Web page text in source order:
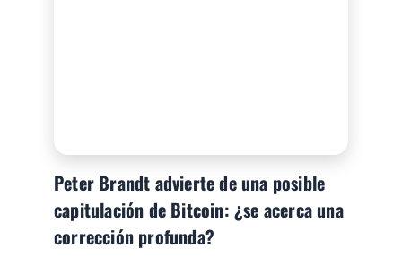
Peter Brandt advierte de una posible
capitulación de Bitcoin: ¿se acerca una
corrección profunda?